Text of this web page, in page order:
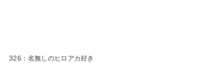
326 : 名無しのヒロアカ好き